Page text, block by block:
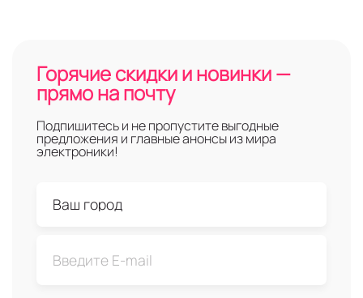
Горячие скидки и новинки —
прямо на почту
Подпишитесь и не пропустите выгодные
предложения и главные анонсы из мира
электроники!